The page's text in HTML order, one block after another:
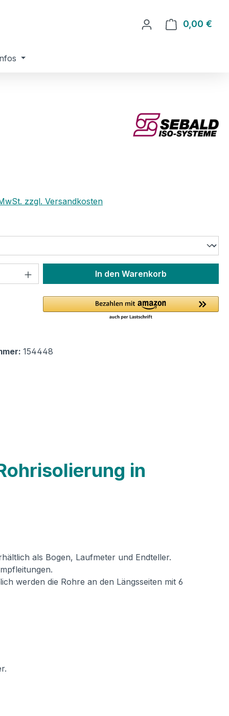
0,00 €
zzgl. Versandkosten
Anzahl: Gib den gewünschten Wert
In den Warenkorb
154448
in
als Bogen, Laufmeter und Endteller.
werden die Rohre an den Längsseiten mit 6